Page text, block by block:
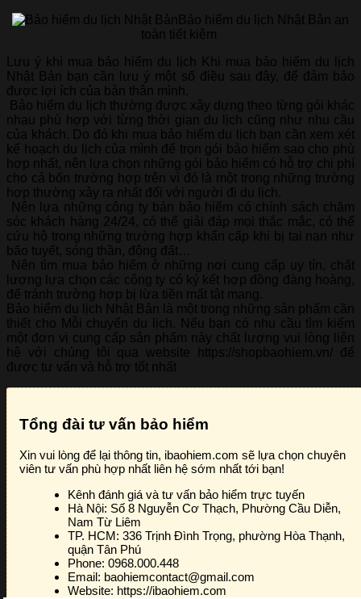
Bảo hiểm du lịch Nhật Bản an
toàn tiết kiệm
Lưu ý khi mua bảo hiểm du lịch Khi mua bảo hiểm du lịch
Nhật Bản bạn cần lưu ý một số điều sau đây, để đảm bảo
được lợi ích của bản thân mình.
Bảo hiểm du lịch thường được xây dựng theo từng gói khác
nhau phù hợp với từng thời gian du lịch cũng như nhu cầu
của khách. Do đó khi mua bảo hiểm du lịch bạn cần xem xét
kế hoạch du lịch của mình để trọn gói bảo hiểm sao cho phù
hợp nhất, nên lựa chọn những gói bảo hiểm có hỗ trợ chi phí
cho cả bốn trường hợp trên vì đó là một trong những trường
hợp thường xảy ra nhất đối với người đi du lịch.
Nên lựa những công ty bán bảo hiểm có chính sách chăm
sóc khách hàng 24/24, có thể giải đáp mọi thắc mắc, có thể
cứu hộ trong những trường hợp khẩn cấp khi bị tai nạn như
bão tuyết, sóng thần, động đất…
Nên tìm mua bảo hiểm ở những nơi cung cấp uy tín, chất
lượng lựa chọn các công ty có ký kết hợp đồng đàng hoàng,
để tránh trường hợp bị lừa tiền mất tật mang.
Bảo hiểm du lịch Nhật Bản là một trong những sản phẩm cần
thiết cho Mỗi chuyến du lịch. Nếu bạn có nhu cầu tìm kiếm
một đơn vị cung cấp sản phẩm này chất lượng vui lòng liên
hệ với chúng tôi qua website https://shopbaohiem.vn/ để
được tư vấn và hỗ trợ tốt nhất
Tổng đài tư vấn bảo hiểm
Xin vui lòng để lại thông tin, ibaohiem.com sẽ lựa chọn chuyên
viên tư vấn phù hợp nhất liên hệ sớm nhất tới bạn!
Kênh đánh giá và tư vấn bảo hiểm trực tuyến
Hà Nội: Số 8 Nguyễn Cơ Thạch, Phường Cầu Diễn,
Nam Từ Liêm
TP. HCM: 336 Trịnh Đình Trọng, phường Hòa Thạnh,
quận Tân Phú
Phone: 0968.000.448
Email: baohiemcontact@gmail.com
Website: https://ibaohiem.com